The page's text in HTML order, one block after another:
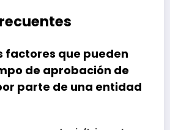
factores que pueden
de aprobación de
parte de una entidad